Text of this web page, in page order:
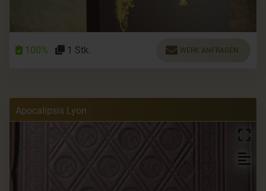
100% 1 Stk. WERK ANFRAGEN
Apocalipsis Lyon